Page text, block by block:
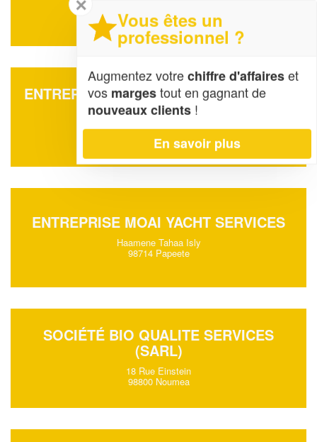
98800 Noumea
ENTREPRISE CAL PROTECT NUISIBLES
(SARL)
46 Jacques Cartier
98835 Dumbea
ENTREPRISE MOAI YACHT SERVICES
Haamene Tahaa Isly
98714 Papeete
SOCIÉTÉ BIO QUALITE SERVICES
(SARL)
18 Rue Einstein
98800 Noumea
Vous êtes un
professionnel ?
Augmentez votrechiffre d'affaireset
vos margestout en gagnant de
nouveaux clients !
En savoir plus